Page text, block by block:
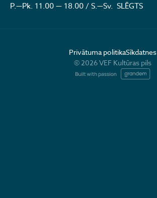
P.—Pk. 11.00 — 18.00 / S.—Sv. SLĒGTS
Privātuma politikaSīkdatnes
© 2026 VEF Kultūras pils